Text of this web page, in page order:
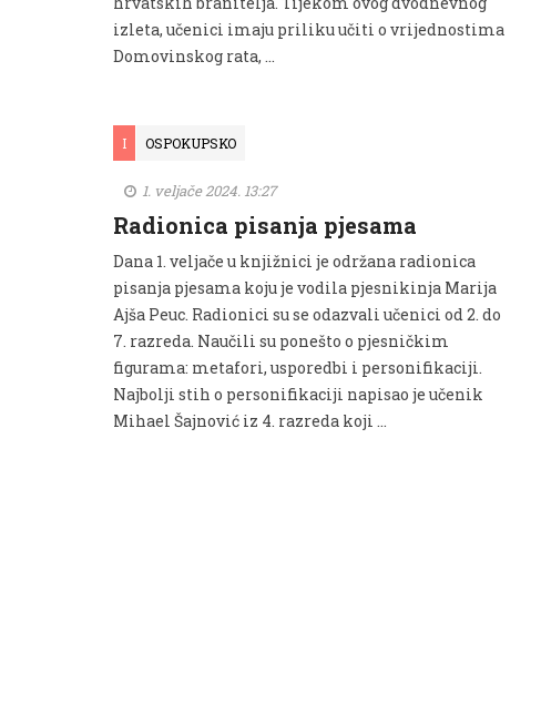
izleta, učenici imaju priliku učiti o vrijednostima
Domovinskog rata, …
I OSPOKUPSKO
1. veljače 2024. 13:27
Radionica pisanja pjesama
Dana 1. veljače u knjižnici je održana radionica
pisanja pjesama koju je vodila pjesnikinja Marija
Ajša Peuc. Radionici su se odazvali učenici od 2. do
7. razreda. Naučili su ponešto o pjesničkim
figurama: metafori, usporedbi i personifikaciji.
Najbolji stih o personifikaciji napisao je učenik
Mihael Šajnović iz 4. razreda koji …